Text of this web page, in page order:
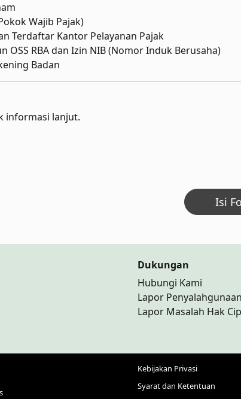
Wajib Pajak)
Terdaftar Kantor Pelayanan Pajak
OSS RBA dan Izin NIB (Nomor Induk Berusaha)
Badan
informasi lanjut.
Isi
Dukungan
Hubungi Kami
Lapor Penyalahgunaan
Lapor Masalah Hak
Kebijakan Privasi
Syarat dan Ketentuan